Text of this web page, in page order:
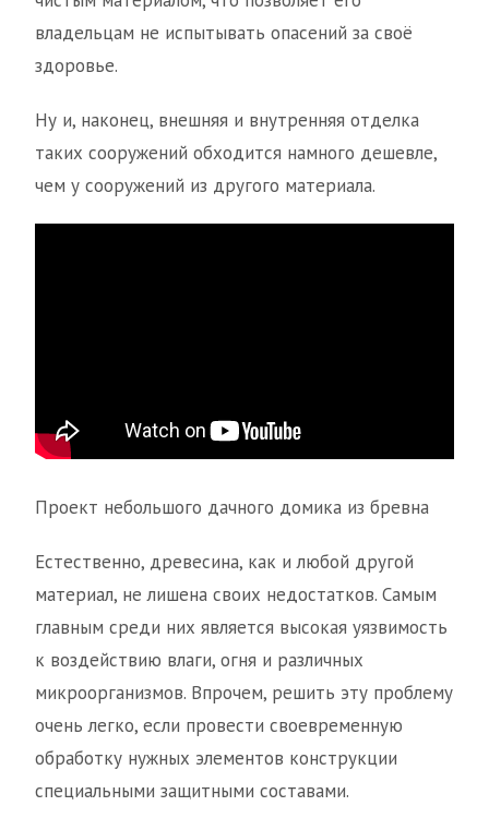
владельцам не испытывать опасений за своё
здоровье.
Ну и, наконец, внешняя и внутренняя отделка
таких сооружений обходится намного дешевле,
чем у сооружений из другого материала.
Проект небольшого дачного домика из бревна
Естественно, древесина, как и любой другой
материал, не лишена своих недостатков. Самым
главным среди них является высокая уязвимость
к воздействию влаги, огня и различных
микроорганизмов. Впрочем, решить эту проблему
очень легко, если провести своевременную
обработку нужных элементов конструкции
специальными защитными составами.